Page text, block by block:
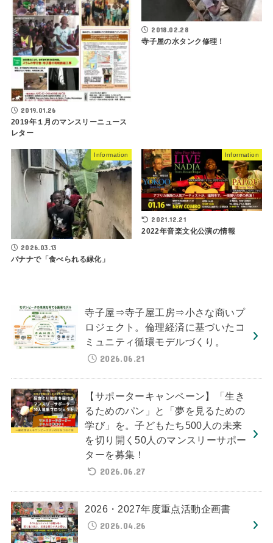
2019.01.26
2019年１月のマンスリーニュース
レター
2018.02.28
寺子屋の水タンク修理！
Information
2026.03.13
バナナで「食べられる緑化」
Information
2021.12.21
2022年音楽文化公演の情報
寺子屋⇒寺子屋工房⇒小さな商いプ
ロジェクト。倫理経済に基づいたコ
ミュニティ循環モデルづくり。
2026.06.21
【サポーターキャンペーン】「生き
るためのパン」と「夢を見るための
学び」を。子どもたち500人の未来
を切り開く50人のマンスリーサポー
ターを募集！
2026.06.27
2026・2027年度重点活動企画書
2026.04.26